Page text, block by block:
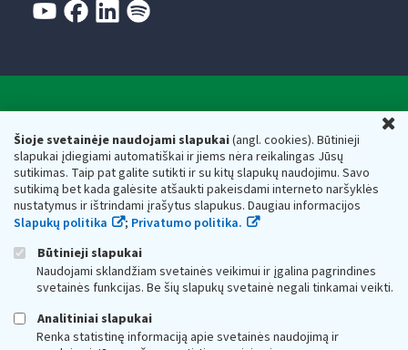
Šioje svetainėje naudojami slapukai(angl. cookies). Būtinieji
slapukai įdiegiami automatiškai ir jiems nėra reikalingas Jūsų
sutikimas. Taip pat galite sutikti ir su kitų slapukų naudojimu. Savo
sutikimą bet kada galėsite atšaukti pakeisdami interneto naršyklės
nustatymus ir ištrindami įrašytus slapukus. Daugiau informacijos
Slapukų politika
; Privatumo politika.
Būtinieji slapukai
Naudojami sklandžiam svetainės veikimui ir įgalina pagrindines
svetainės funkcijas. Be šių slapukų svetainė negali tinkamai veikti.
Analitiniai slapukai
Renka statistinę informaciją apie svetainės naudojimą ir
Valstybinė mokesčių inspekcija prie Lietuvos
Respublikos finansų ministerijos
Biudžetinė įstaiga. Juridinio asmens kodas — 188659752,
adresas: Vasario 16-osios g. 14, 01107 Vilnius, Lietuva, el.paštas:
vmi@vmi.lt , E. pristatymo dėžutės adresas 188659752
Duomenys apie Valstybinę mokesčių inspekciją prie Lietuvos
Respublikos finansų ministerijos kaupiami ir saugomi Juridinių